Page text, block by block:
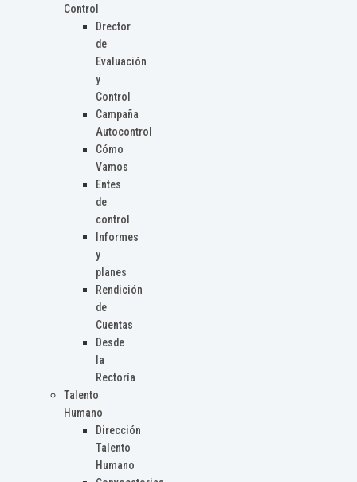
Control
Drector
de
Evaluación
y
Control
Campaña
Autocontrol
Cómo
Vamos
Entes
de
control
Informes
y
planes
Rendición
de
Cuentas
Desde
la
Rectoría
Talento
Humano
Dirección
Talento
Humano